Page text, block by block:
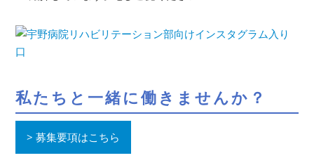
私たちと一緒に働きませんか？
募集要項はこちら